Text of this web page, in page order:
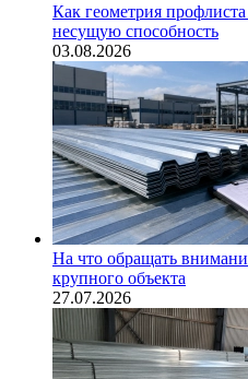
Как геометрия
несущую способность
03.08.2026
На что обращать
крупного объекта
27.07.2026